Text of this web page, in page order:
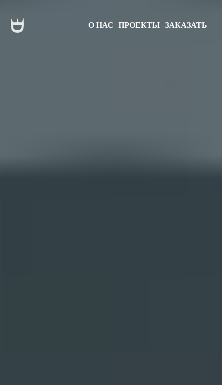
О НАС ПРОЕКТЫ ЗАКАЗАТЬ